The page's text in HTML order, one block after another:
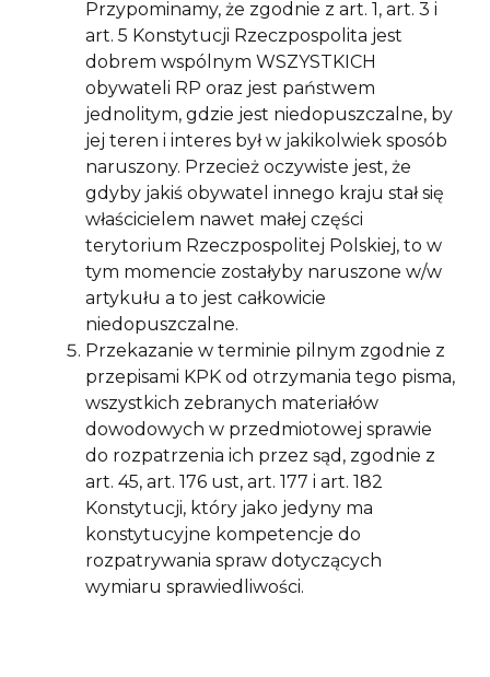
Przypominamy, że zgodnie z art. 1, art. 3 i
art. 5 Konstytucji Rzeczpospolita jest
dobrem wspólnym WSZYSTKICH
obywateli RP oraz jest państwem
jednolitym, gdzie jest niedopuszczalne, by
jej teren i interes był w jakikolwiek sposób
naruszony. Przecież oczywiste jest, że
gdyby jakiś obywatel innego kraju stał się
właścicielem nawet małej części
terytorium Rzeczpospolitej Polskiej, to w
tym momencie zostałyby naruszone w/w
artykułu a to jest całkowicie
niedopuszczalne.
Przekazanie w terminie pilnym zgodnie z
przepisami KPK od otrzymania tego pisma,
wszystkich zebranych materiałów
dowodowych w przedmiotowej sprawie
do rozpatrzenia ich przez sąd, zgodnie z
art. 45, art. 176 ust, art. 177 i art. 182
Konstytucji, który jako jedyny ma
konstytucyjne kompetencje do
rozpatrywania spraw dotyczących
wymiaru sprawiedliwości.